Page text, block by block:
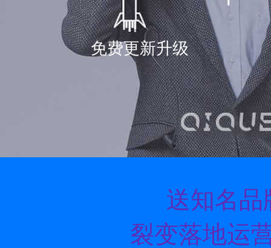
免费更新升级
送知名品
裂变落地运